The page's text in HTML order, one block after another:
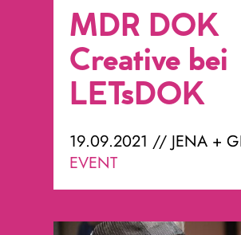
MDR DOK
Creative bei
LETsDOK
19.09.2021 // JENA +
EVENT